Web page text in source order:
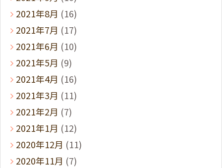
2021年8月 (16)
2021年7月 (17)
2021年6月 (10)
2021年5月 (9)
2021年4月 (16)
2021年3月 (11)
2021年2月 (7)
2021年1月 (12)
2020年12月 (11)
2020年11月 (7)